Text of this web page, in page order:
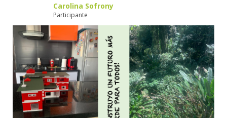
Carolina Sofrony
Participante